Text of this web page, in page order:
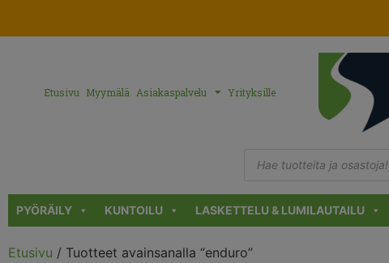
Etusivu Myymälä Asiakaspalvelu Yrityksille
PYÖRÄILY KUNTOILU LASKETTELU & LUMILAUTAILU
Etusivu / Tuotteet avainsanalla “enduro”